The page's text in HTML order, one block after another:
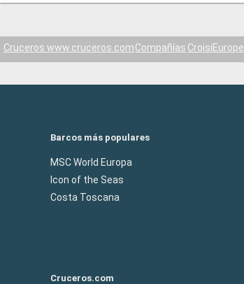
Cruceros www.cruceros.comCompañías CroisiEurope
Barcos más populares
MSC World Europa
Icon of the Seas
Costa Toscana
Cruceros.com